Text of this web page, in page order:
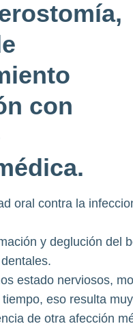
con
oral contra la
y deglución del
estado nerviosos,
eso resulta muy
de otra afección